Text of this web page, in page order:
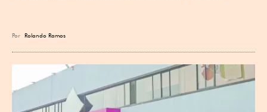
Por Rolando Ramos